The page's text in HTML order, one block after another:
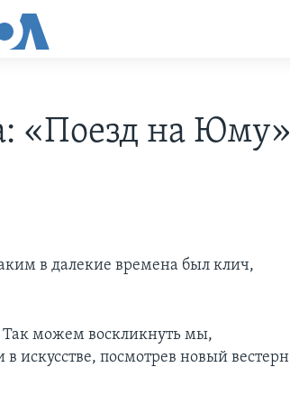
«Поезд на Юму»
в далекие времена был клич,
Так можем воскликнуть мы,
искусстве, посмотрев новый вестерн